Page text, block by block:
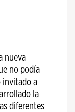
nueva
no podía
invitado a
la
diferentes